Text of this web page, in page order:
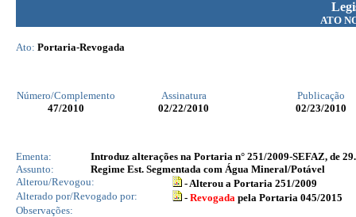
ATO
Ato: Portaria-Revogada
Número/Complemento Assinatura
Publicação
47/2010 02/22/2010 02/23/2010
Ementa:
Introduz alterações na Portaria n° 251/2009-SEFAZ, de
Assunto:
Regime Est. Segmentada com Água Mineral/Potável
Alterou/Revogou:
- Alterou a Portaria 251/2009
Alterado por/Revogado por:
- Revogada pela Portaria 045/2015
Observações: